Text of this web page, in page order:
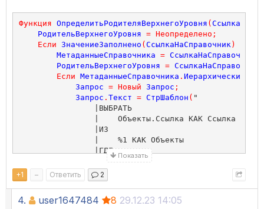
Функция ОпределитьРодителяВерхнегоУровня (
РодительВерхнегоУровня = Неопределено ;
Если ЗначениеЗаполнено ( СсылкаНаСправочник)
МетаданныеСправочника = СсылкаНаСправочник
РодительВерхнегоУровня = СсылкаНаСправочник
Если МетаданныеСправочника . Иерархический
Запрос = Новый Запрос ;
Запрос . Текст = СтрШаблон ( "
                |ВЫБРАТЬ
                |    Объекты.Ссылка КАК Ссылка
                |ИЗ
                |    %1 КАК Объекты
                |ГДЕ
                |    Объекты.Ссылка = &Ссылка
                |ИТОГИ ПО
                |    Ссылка ТОЛЬКО ИЕРАРХИЯ
Запрос.УстановитьПараметр
Показать
+1 – Ответить 2
4. user1647484 8 29.12.23 14:05